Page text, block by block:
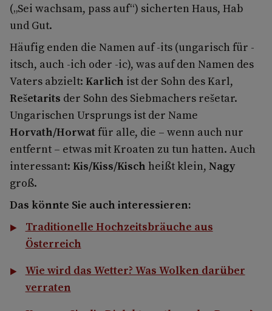
(„Sei wachsam, pass auf“) sicherten Haus, Hab
und Gut.
Häufig enden die Namen auf -its (ungarisch für -
itsch, auch -ich oder -ic), was auf den Namen des
Vaters abzielt: Karlich ist der Sohn des Karl,
Rešetarits der Sohn des Siebmachers rešetar.
Ungarischen Ursprungs ist der Name
Horvath/Horwatfür alle, die – wenn auch nur
entfernt – etwas mit Kroaten zu tun hatten. Auch
interessant: Kis/Kiss/Kisch heißt klein, Nagy
groß.
Das könnte Sie auch interessieren:
Traditionelle Hochzeitsbräuche aus
Österreich
Wie wird das Wetter? Was Wolken darüber
verraten